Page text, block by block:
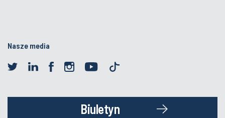
Nasze media
Biuletyn